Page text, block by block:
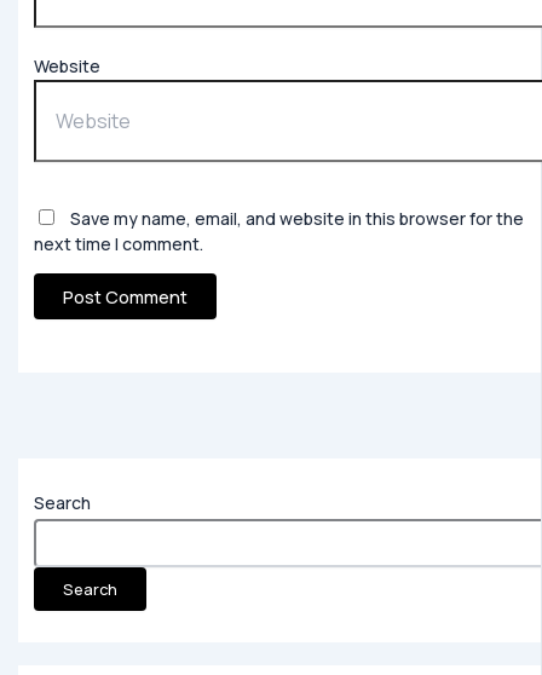
Search
Search
Website
Save my name, email, and website in this browser for the
next time I comment.